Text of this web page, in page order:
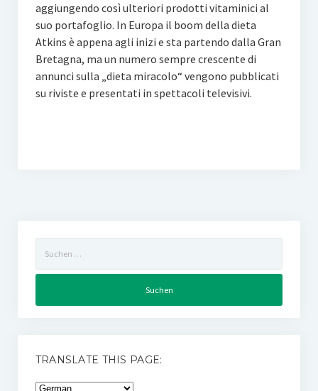
aggiungendo così ulteriori prodotti vitaminici al
suo portafoglio. In Europa il boom della dieta
Atkins è appena agli inizi e sta partendo dalla Gran
Bretagna, ma un numero sempre crescente di
annunci sulla „dieta miracolo“ vengono pubblicati
su riviste e presentati in spettacoli televisivi.
nach:
TRANSLATE THIS PAGE: